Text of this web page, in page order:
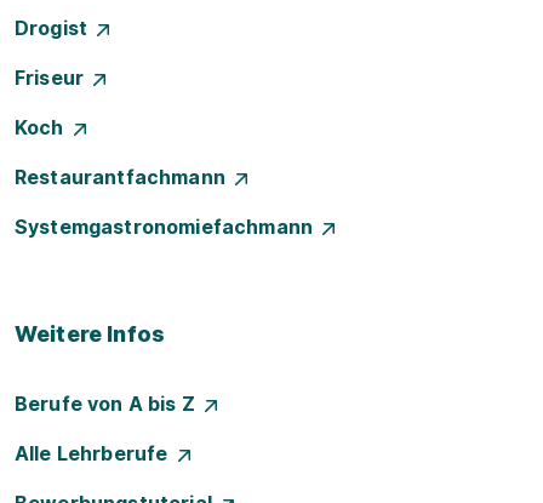
Drogist
Friseur
Koch
Restaurantfachmann
Systemgastronomiefachmann
Weitere Infos
Berufe von A bis Z
Alle Lehrberufe